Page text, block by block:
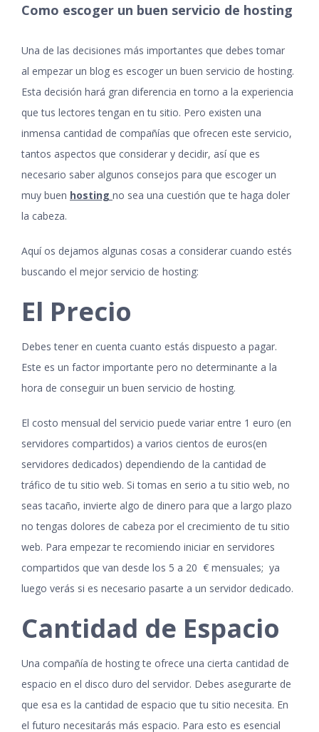
Como escoger un buen servicio de hosting
Una de las decisiones más importantes que debes tomar
al empezar un blog es escoger un buen servicio de hosting.
Esta decisión hará gran diferencia en torno a la experiencia
que tus lectores tengan en tu sitio. Pero existen una
inmensa cantidad de compañías que ofrecen este servicio,
tantos aspectos que considerar y decidir, así que es
necesario saber algunos consejos para que escoger un
muy buen hosting no sea una cuestión que te haga doler
la cabeza.
Aquí os dejamos algunas cosas a considerar cuando estés
buscando el mejor servicio de hosting:
El Precio
Debes tener en cuenta cuanto estás dispuesto a pagar.
Este es un factor importante pero no determinante a la
hora de conseguir un buen servicio de hosting.
El costo mensual del servicio puede variar entre 1 euro (en
servidores compartidos) a varios cientos de euros(en
servidores dedicados) dependiendo de la cantidad de
tráfico de tu sitio web. Si tomas en serio a tu sitio web, no
seas tacaño, invierte algo de dinero para que a largo plazo
no tengas dolores de cabeza por el crecimiento de tu sitio
web. Para empezar te recomiendo iniciar en servidores
compartidos que van desde los 5 a 20 € mensuales; ya
luego verás si es necesario pasarte a un servidor dedicado.
Cantidad de Espacio
Una compañía de hosting te ofrece una cierta cantidad de
espacio en el disco duro del servidor. Debes asegurarte de
que esa es la cantidad de espacio que tu sitio necesita. En
el futuro necesitarás más espacio. Para esto es esencial